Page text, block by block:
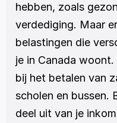
hebben, zoals
verdediging. Maar
belastingen die
je in Canada
bij het betalen van
scholen en bussen.
deel uit van je